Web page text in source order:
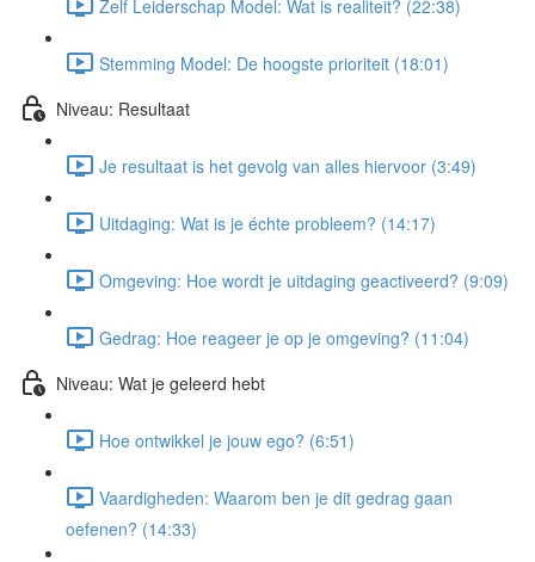
Zelf Leiderschap Model: Wat is realiteit? (22:38)
Stemming Model: De hoogste prioriteit (18:01)
Niveau: Resultaat
Je resultaat is het gevolg van alles hiervoor (3:49)
Uitdaging: Wat is je échte probleem? (14:17)
Omgeving: Hoe wordt je uitdaging geactiveerd? (9:09)
Gedrag: Hoe reageer je op je omgeving? (11:04)
Niveau: Wat je geleerd hebt
Hoe ontwikkel je jouw ego? (6:51)
Vaardigheden: Waarom ben je dit gedrag gaan
oefenen? (14:33)